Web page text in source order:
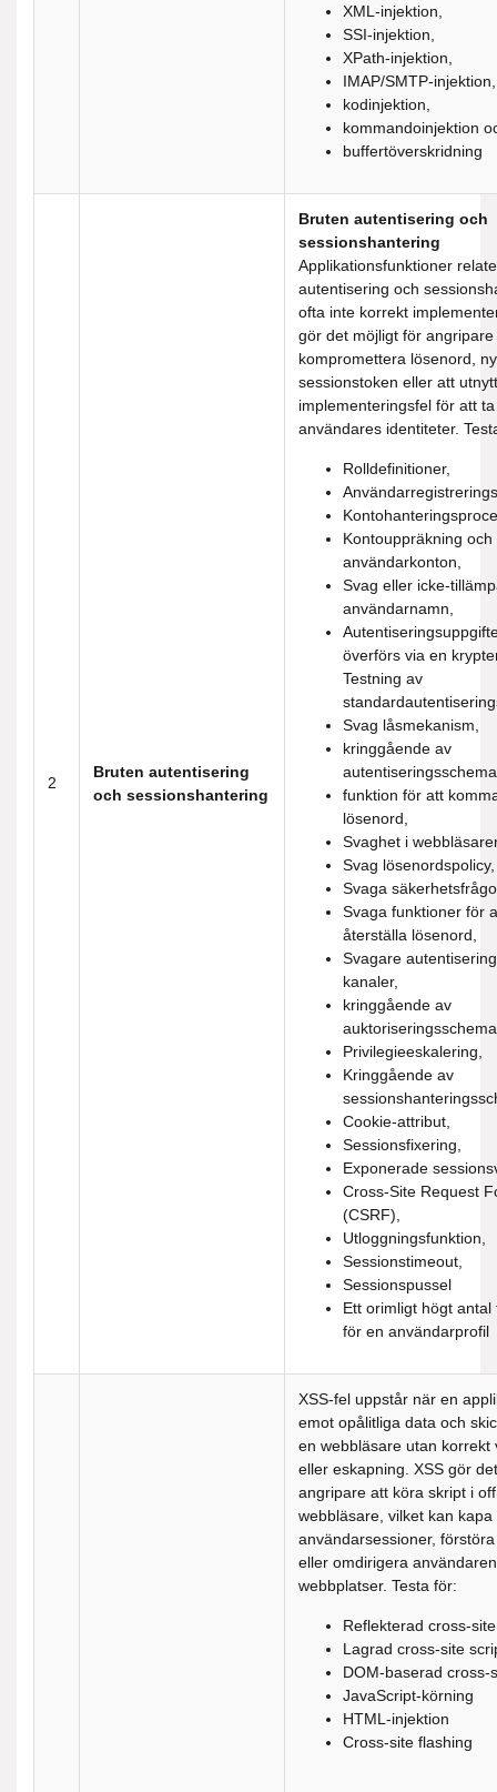
XML-injektion,
SSI-injektion,
XPath-injektion,
IMAP/SMTP-injektion,
kodinjektion,
kommandoinjektion
buffertöverskridning
2
Bruten autentisering
och sessionshantering
Bruten autentisering och
sessionshantering
Applikationsfunktioner
autentisering och
ofta inte korrekt
gör det möjligt för angripare
kompromettera lösenord,
sessionstoken eller att
implementeringsfel för att
användares identiteter.
Rolldefinitioner,
Kontouppräkning
användarkonton,
Svag eller icke-
användarnamn,
överförs via en
Testning av
Svag låsmekanism,
kringgående av
funktion för att
lösenord,
Svaghet i
Svag lösenordspolicy,
Svaga
Svaga funktioner för
återställa lösenord,
Svagare
kanaler,
kringgående av
Privilegieeskalering,
Kringgående av
Cookie-attribut,
Sessionsfixering,
Exponerade
Cross-Site Request
(CSRF),
Utloggningsfunktion,
Sessionstimeout,
Sessionspussel
Ett orimligt högt
för en användarprofil
XSS-fel uppstår när en
emot opålitliga data och
en webbläsare utan korrekt
eller eskapning. XSS gör
angripare att köra skript i
webbläsare, vilket kan kapa
användarsessioner,
eller omdirigera
webbplatser. Testa för:
Reflekterad cross-
Lagrad cross-site
DOM-baserad cross-
JavaScript-körning
HTML-injektion
Cross-site flashing